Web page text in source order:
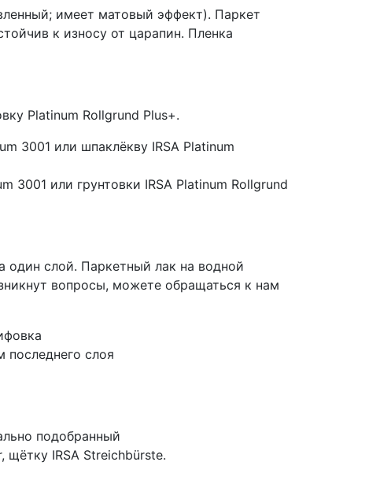
имеет матовый эффект). Паркет
к износу от царапин. Пленка
Platinum Rollgrund Plus+.
3001 или шпаклёкву IRSA Platinum
3001 или грунтовки IRSA Platinum Rollgrund
один слой. Паркетный лак на водной
вопросы, можете обращаться к нам
последнего слоя
подобранный
щётку IRSA Streichbürste.